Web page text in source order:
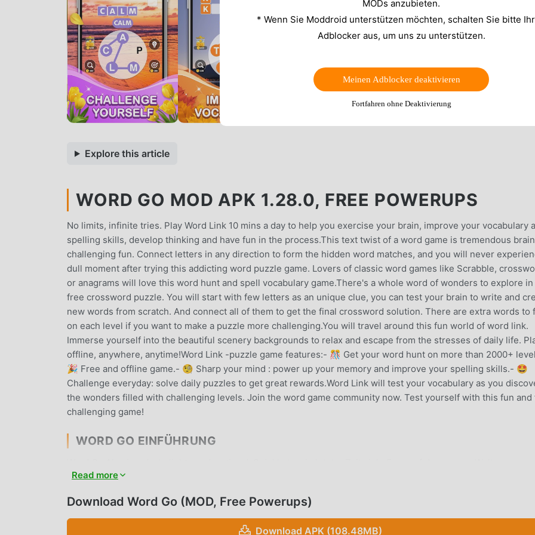
Explore this article
WORD GO MOD APK 1.28.0, FREE POWERUPS
No limits, infinite tries. Play Word Link 10 mins a day to help you exercise your brain, improve your vocabulary
spelling skills, develop thinking and have fun in the process.This text twist of a word game is tremendous brain
challenging fun. Connect letters in any direction to form the hidden word matches, and you will never
dull moment after trying this addicting word puzzle game. Lovers of classic word games like Scrabble,
or anagrams will love this word hunt and spell vocabulary game.There's a whole word of wonders to explore
free crossword puzzle. You will start with few letters as an unique clue, you can test your brain to write and
new words from scratch. And connect all of them to get the final crossword solution. There are extra words to
on each level if you want to make a puzzle more challenging.You will travel around this fun world of word link.
Immerse yourself into the beautiful scenery backgrounds to relax and escape from the stresses of daily life.
offline, anywhere, anytime!Word Link -puzzle game features:- 🎊 Get your word hunt on more than 2000+
🎉 Free and offline game.- 🧐 Sharp your mind : power up your memory and improve your spelling skills.- 🤩
Challenge everyday: solve daily puzzles to get great rewards.Word Link will test your vocabulary as you
the wonders filled with challenging levels. Join the word game community now. Test yourself with this fun and
challenging game!
WORD GO EINFÜHRUNG
die educational-Spiele lieben. Wenn Sie dieses Spiel als weltweit größte Mod-Apk-Download-Site für
von Word Go 1.28.0 kostenlos zur Verfügung, sondern stellt auch Free Powerups mod kostenlos zur Verfügung,
was Ihnen hilft, sich wiederholende mechanische Aufgaben im Spiel zu sparen, damit Sie sich konzentrieren
Read more
Download Word Go (MOD, Free Powerups)
Download APK (108.48MB)
MODs anzubieten.
* Wenn Sie Moddroid unterstützen möchten, schalten Sie bitte
Adblocker aus, um uns zu unterstützen.
Meinen Adblocker deaktivieren
Fortfahren ohne Deaktivierung